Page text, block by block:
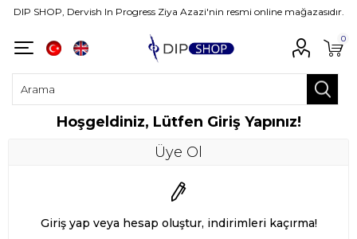
DIP SHOP, Dervish In Progress Ziya Azazi'nin resmi online mağazasıdır.
0
Hoşgeldiniz, Lütfen Giriş Yapınız!
Üye Ol
Giriş yap veya hesap oluştur, indirimleri kaçırma!